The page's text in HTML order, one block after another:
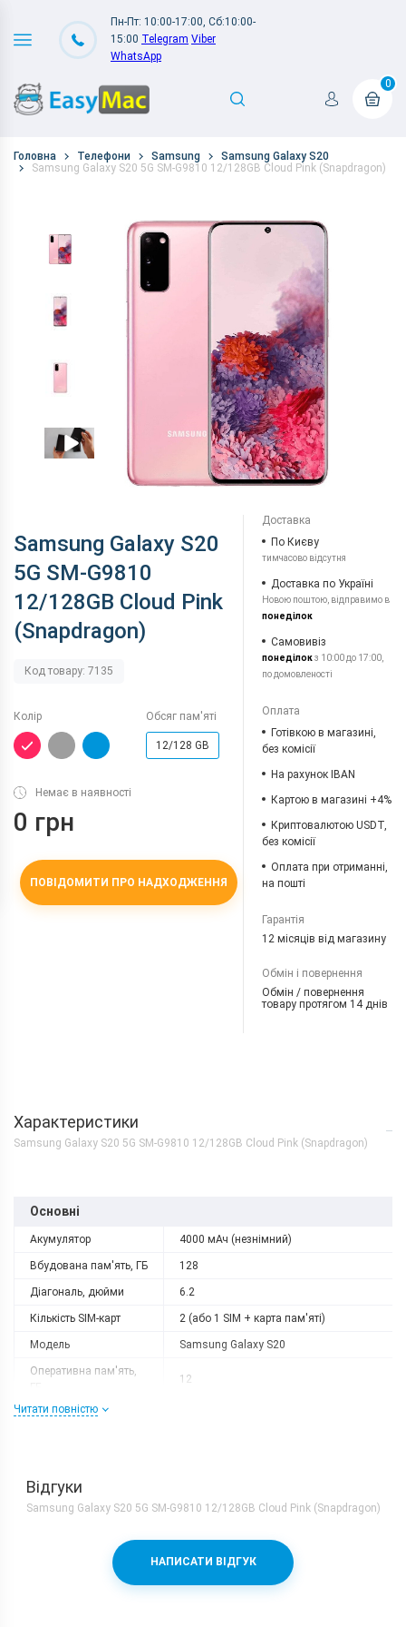
Пн-Пт: 10:00-17:00, Сб:10:00-
15:00 Telegram Viber
WhatsApp
0
Головна Телефони Samsung
Samsung Galaxy S20
Samsung Galaxy S20 5G SM-G9810 12/128GB Cloud Pink (Snapdragon)
Samsung Galaxy S20
5G SM-G9810
12/128GB Cloud Pink
(Snapdragon)
Код товару: 7135
Колір Обсяг пам'яті
12/128 GB
Немає в наявності
0 грн
ПОВІДОМИТИ ПРО НАДХОДЖЕННЯ
Доставка
По Києву
тимчасово відсутня
Доставка по Україні
Новою поштою, відправимо в
понеділок
Самовивіз
понеділокз 10:00 до 17:00,
по домовленості
Оплата
Готівкою в магазині,
без комісії
На рахунок IBAN
Картою в магазині +4%
Криптовалютою USDT,
без комісії
Оплата при отриманні,
на пошті
Гарантія
12 місяців від магазину
Обмін і повернення
Обмін / повернення
товару протягом 14 днів
Характеристики
Samsung Galaxy S20 5G SM-G9810 12/128GB Cloud Pink (Snapdragon)
Основні
Акумулятор 4000 мАч (незнімний)
Вбудована пам'ять, ГБ 128
Діагональ, дюйми 6.2
Кількість SIM-карт 2 (або 1 SIM + карта пам'яті)
Модель Samsung Galaxy S20
Оперативна пам'ять,
12
Роздільна здатність
Процесор
Qualcomm Snapdragon 865 + Adreno
650
Читати повністю
Відгуки
Samsung Galaxy S20 5G SM-G9810 12/128GB Cloud Pink (Snapdragon)
НАПИСАТИ ВІДГУК